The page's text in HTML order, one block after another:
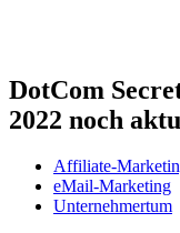
DotCom
2022 noch
Affiliate-
eMail-Marketing
Unternehmertum